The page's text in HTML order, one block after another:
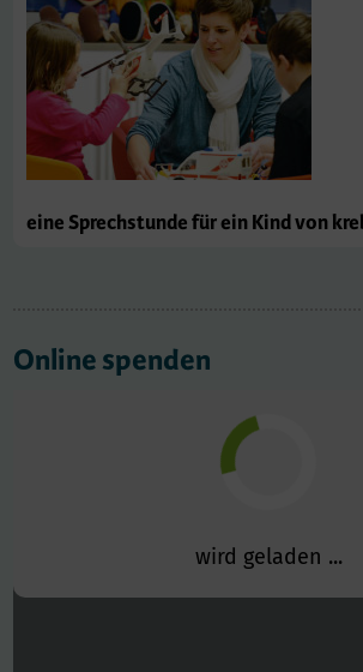
eine Sprechstunde für ein Kind von
Online spenden